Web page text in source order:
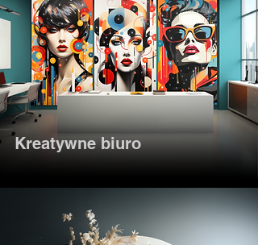
Kreatywne biuro